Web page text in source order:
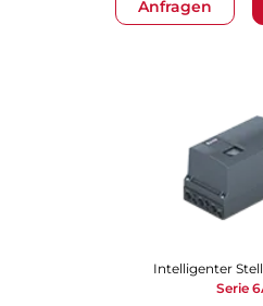
Anfragen
Intelligenter
Serie